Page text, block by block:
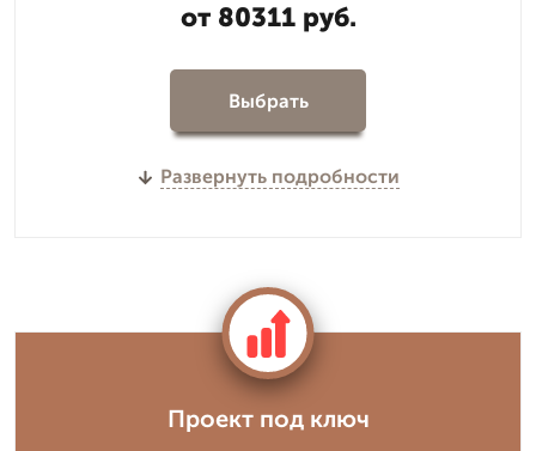
от 80311 руб.
Выбрать
Развернуть подробности
Проект под ключ